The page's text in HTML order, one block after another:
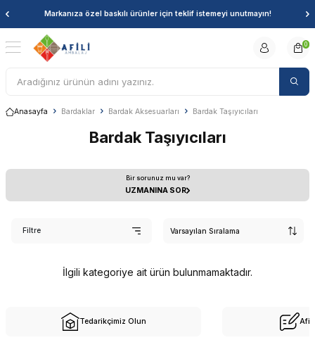
Markanıza özel baskılı ürünler için teklif istemeyi unutmayın!
0
Anasayfa Bardaklar Bardak Aksesuarları Bardak Taşıyıcıları
Bardak Taşıyıcıları
Bir sorunuz mu var?
UZMANINA SOR
Filtre
İlgili kategoriye ait ürün bulunmamaktadır.
Tedarikçimiz Olun